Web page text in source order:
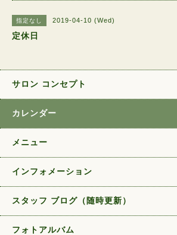
指定なし 2019-04-10 (Wed)
定休日
サロン コンセプト
カレンダー
メニュー
インフォメーション
スタッフ ブログ（随時更新）
フォトアルバム